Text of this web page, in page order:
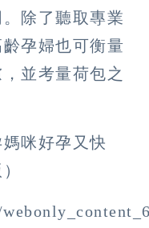
除了聽取專業
孕婦也可衡量
並考量荷包之
咪好孕又快